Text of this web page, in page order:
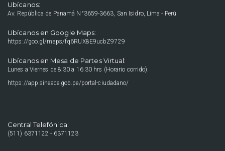
Ubícanos:
Av. República de Panamá N°3659-3663, San Isidro, Lima - Perú
Ubícanos en Google Maps:
https://goo.gl/maps/fq6RUX8E9ucbZ9729
Ubícanos en Mesa de Partes Virtual:
Lunes a Viernes de 8:30 a 16:30 hrs (Horario corrido).
https://app.sineace.gob.pe/portal-ciudadano/
Central Telefónica:
(511) 6371122 - 6371123